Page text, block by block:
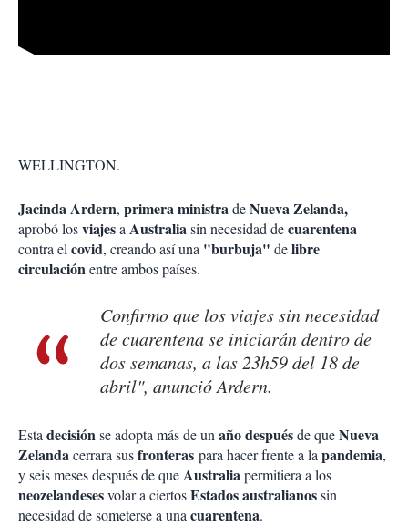
WELLINGTON.
Jacinda Ardern, primera ministradeNueva Zelanda,
aprobó losviajesa Australiasin necesidad decuarentena
contra el covid, creando así una "burbuja" delibre
circulaciónentre ambos países.
Confirmo que los viajes sin necesidad
de cuarentena se iniciarán dentro de
dos semanas, a las 23h59 del 18 de
abril", anunció Ardern.
Esta decisiónse adopta más de un año despuésde queNueva
Zelandacerrara susfronteras para hacer frente a la pandemia,
y seis meses después de queAustraliapermitiera a los
neozelandesesvolar a ciertosEstados australianossin
necesidad de someterse a una cuarentena.